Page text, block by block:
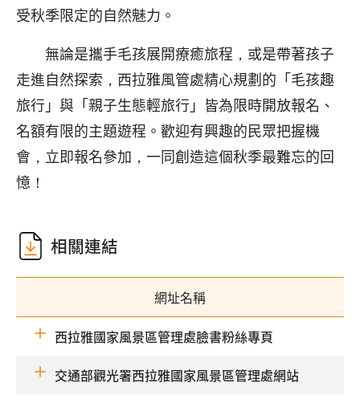
受秋季限定的自然魅力。
無論是攜手毛孩展開療癒旅程，或是帶著孩子
走進自然探索，西拉雅風管處精心規劃的「毛孩趣
旅行」與「親子生態輕旅行」皆為限時開放報名、
名額有限的主題遊程。歡迎有興趣的民眾把握機
會，立即報名參加，一同創造這個秋季最難忘的回
憶！
相關連結
網址名稱
西拉雅國家風景區管理處臉書粉絲專頁
交通部觀光署西拉雅國家風景區管理處網站